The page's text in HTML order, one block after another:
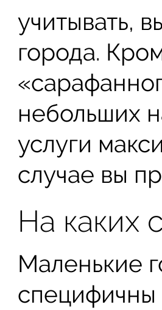
учитывать,
города.
небольших
услуги
случае вы
На каких
Маленькие
специфичны